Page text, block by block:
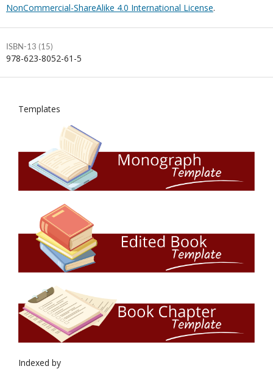
NonCommercial-ShareAlike 4.0 International License.
ISBN-13 (15)
978-623-8052-61-5
Templates
Indexed by